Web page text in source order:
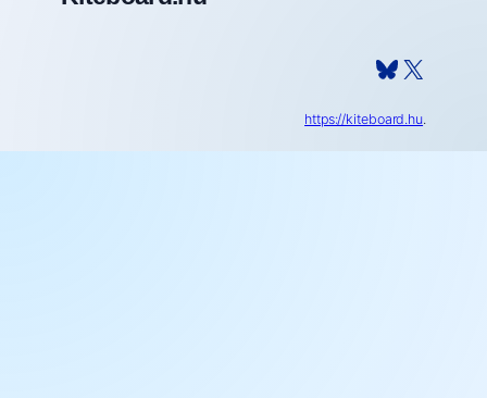
Bluesky X
https://kiteboard.hu.